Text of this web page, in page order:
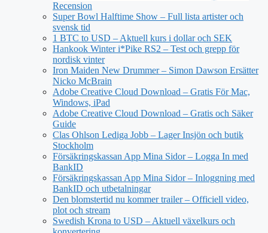
Recension
Super Bowl Halftime Show – Full lista artister och
svensk tid
1 BTC to USD – Aktuell kurs i dollar och SEK
Hankook Winter i*Pike RS2 – Test och grepp för
nordisk vinter
Iron Maiden New Drummer – Simon Dawson Ersätter
Nicko McBrain
Adobe Creative Cloud Download – Gratis För Mac,
Windows, iPad
Adobe Creative Cloud Download – Gratis och Säker
Guide
Clas Ohlson Lediga Jobb – Lager Insjön och butik
Stockholm
Försäkringskassan App Mina Sidor – Logga In med
BankID
Försäkringskassan App Mina Sidor – Inloggning med
BankID och utbetalningar
Den blomstertid nu kommer trailer – Officiell video,
plot och stream
Swedish Krona to USD – Aktuell växelkurs och